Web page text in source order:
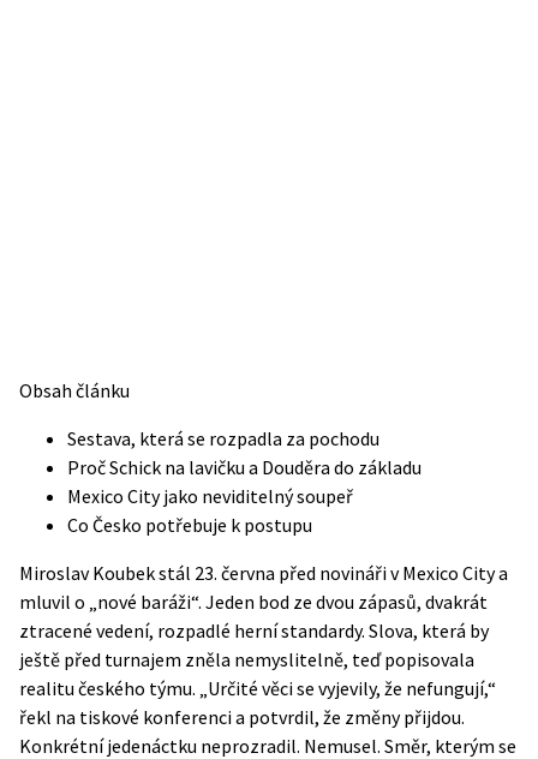
Obsah článku
Sestava, která se rozpadla za pochodu
Proč Schick na lavičku a Douděra do základu
Mexico City jako neviditelný soupeř
Co Česko potřebuje k postupu
Miroslav Koubek stál 23. června před novináři v Mexico City a
mluvil o „nové baráži“. Jeden bod ze dvou zápasů, dvakrát
ztracené vedení, rozpadlé herní standardy. Slova, která by
ještě před turnajem zněla nemyslitelně, teď popisovala
realitu českého týmu. „Určité věci se vyjevily, že nefungují,“
řekl na tiskové konferencia potvrdil, že změny přijdou.
Konkrétní jedenáctku neprozradil. Nemusel. Směr, kterým se